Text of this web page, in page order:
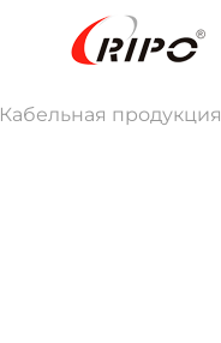
Кабельная продукция